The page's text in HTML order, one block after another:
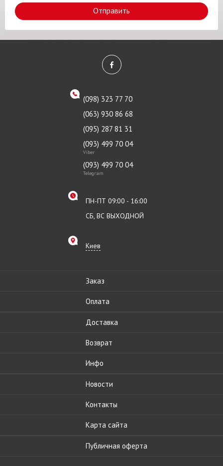
Отправить
(098) 323 77 70
(063) 930 86 68
(095) 287 81 31
(093) 499 70 04
Viber
(093) 499 70 04
Telegram
ПН-ПТ 09:00 - 16:00
СБ, ВС ВЫХОДНОЙ
Киев
Заказ
Оплата
Доставка
Возврат
Инфо
Новости
Контакты
Карта сайта
Публичная оферта